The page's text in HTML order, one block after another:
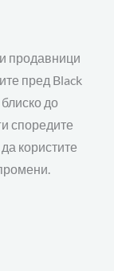
продавници
пред Black
до
споредите
користите